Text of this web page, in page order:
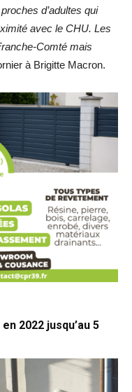
d’adultes qui
avec le CHU. Les
Comté mais
à Brigitte Macron.
2022 jusqu’au 5